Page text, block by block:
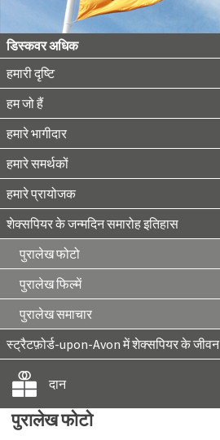
डिस्कवर अधिक
हमारी दृष्टि
हम जो हैं
हमारे भागीदार
हमारे समर्थकों
हमारे प्रायोजक
शेक्सपियर के जन्मदिन समारोह इतिहास
पुरालेख फोटो
पुरालेख फिल्में
पुरालेख समाचार
स्ट्रैटफ़ोर्ड-upon-Avon में शेक्सपियर के जीवन
दान
पुरालेख फोटो